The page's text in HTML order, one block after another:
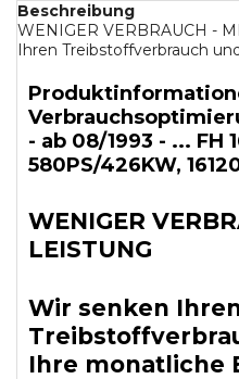
Beschreibung
WENIGER VERBRAUCH -
Ihren Treibstoffverbrauch
- ab 08/1993 - ... FH
580PS/426KW,
WENIGER
LEISTUNG
Wir senken
Ihre monatliche